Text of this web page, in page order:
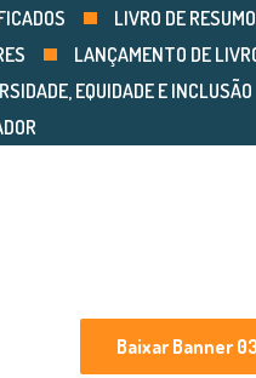
LIVRO DE
LANÇAMENTO DE
EQUIDADE E INCLUSÃO
Baixar Banner 03